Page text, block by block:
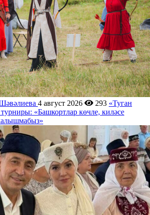
4 август 2026 293 «Туган
«Башкортлар көчле, киләсе